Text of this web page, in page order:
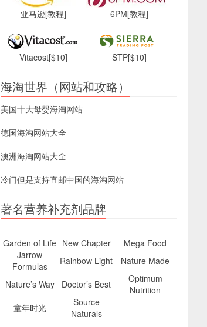
亚马逊[教程] 6PM[教程]
Vitacost[$10] STP[$10]
海淘世界（网站和攻略）
美国十大母婴海淘网站
德国海淘网站大全
澳洲海淘网站大全
冷门但是支持直邮中国的海淘网站
著名营养补充剂品牌
Garden of Life New Chapter
Mega Food
Jarrow
Formulas
Rainbow Light
Nature Made
Nature’s Way
Doctor’s Best
Optimum
Nutrition
童年时光
Source
Naturals